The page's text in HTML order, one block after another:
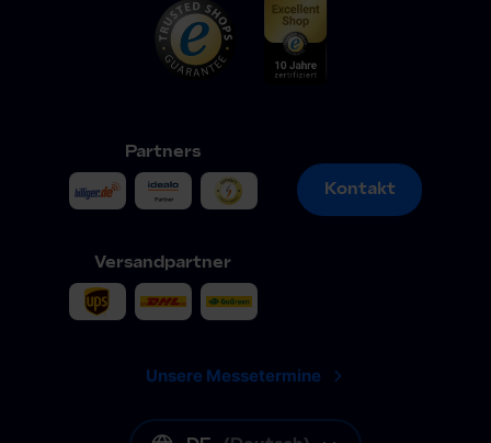
Partners
Versandpartner
Kontakt
Kontakt
Unsere Messetermine